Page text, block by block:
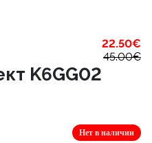
22.50€
45.00€
K6GG02
Нет в наличии